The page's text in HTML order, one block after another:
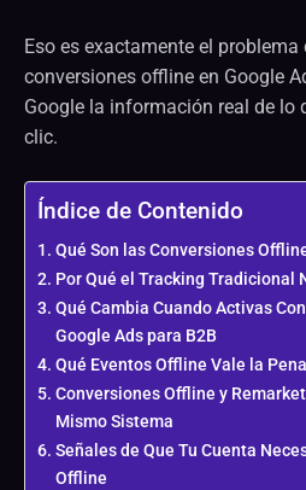
Eso es exactamente el problema
conversiones offline en Google
Google la información real de lo
clic.
Índice de Contenido
Qué Son las Conversiones
Por Qué el Tracking Tradicional
Qué Cambia Cuando Activas
Google Ads para B2B
Qué Eventos Offline Vale la
Conversiones Offline y
Mismo Sistema
Señales de Que Tu Cuenta
Offline